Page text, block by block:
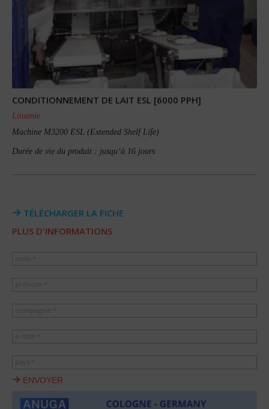
CONDITIONNEMENT DE LAIT ESL [6000 PPH]
Lituanie
Machine M3200 ESL (Extended Shelf Life)
Durée de vie du produit : jusqu’à 16 jours
TÉLÉCHARGER LA FICHE
PLUS D'INFORMATIONS
ENVOYER